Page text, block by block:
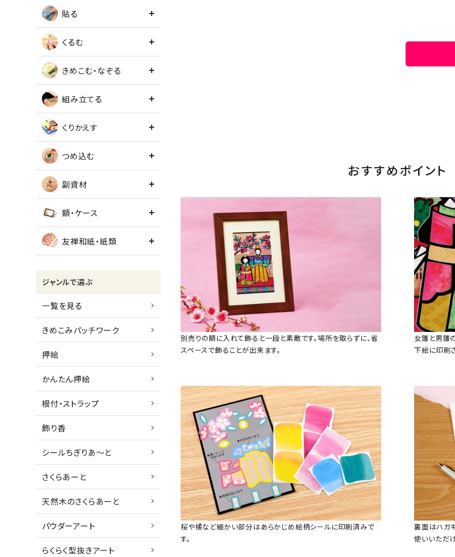
貼る
くるむ
きめこむ・なぞる
組み立てる
くりかえす
つめ込む
副資材
額・ケース
友禅和紙・紙類
ジャンルで選ぶ
一覧を見る
きめこみパッチワーク
押絵
かんたん押絵
根付・ストラップ
飾り香
シールちぎりあ～と
さくらあーと
天然木のさくらあーと
パウダーアート
らくらく型抜きアート
おすすめポイント
別売りの額に入れて飾ると一段と素敵です。場所を取らずに、省
スペースで飾ることが出来ます。
女雛と男雛
下絵に印刷
桜や橘など細かい部分はあらかじめ絵柄シールに印刷済みで
す。
裏面はハガ
使いいただ